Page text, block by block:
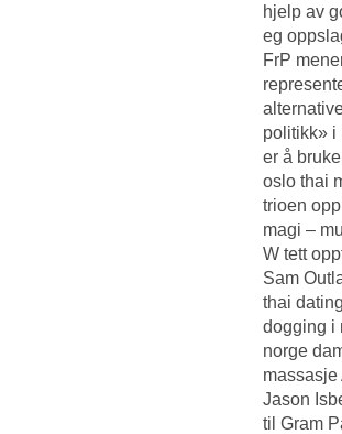
hjelp av
eg
FrP
politikk» i
er å bruke
oslo thai
trioen
magi –
W tett
Sam
thai
dogging i
norge
massasje
Jason
til Gram